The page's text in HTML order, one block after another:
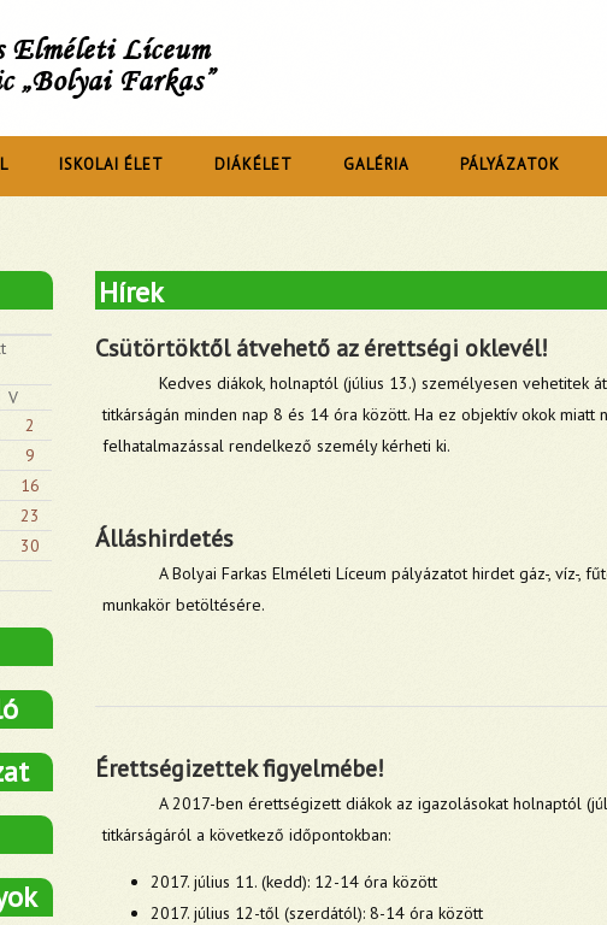
Elméleti Líceum
„Bolyai Farkas”
ISKOLAI ÉLET DIÁKÉLET GALÉRIA PÁLYÁZATOK
Hírek
Csütörtöktől átvehető az érettségi oklevél!
Kedves diákok, holnaptól (július 13.) személyesen vehetitek
titkárságán minden nap 8 és 14 óra között. Ha ez objektív okok miatt
felhatalmazással rendelkező személy kérheti ki.
Álláshirdetés
A Bolyai Farkas Elméleti Líceum pályázatot hirdet gáz-, víz-,
munkakör betöltésére.
Érettségizettek figyelmébe!
A 2017-ben érettségizett diákok az igazolásokat holnaptól
titkárságáról a következő időpontokban:
2017. július 11. (kedd): 12-14 óra között
2017. július 12-től (szerdától): 8-14 óra között
V
2
9
16
23
30